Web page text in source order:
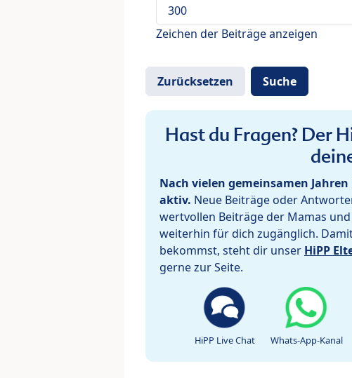
Zeichen der Beiträge anzeigen
Hast du Fragen? Der
Nach vielen gemeinsamen
aktiv. Neue Beiträge oder
wertvollen Beiträge der Mamas
weiterhin für dich zugänglich.
bekommst, steht dir unser HiPP
gerne zur Seite.
HiPP Live Chat Whats-App-Kanal